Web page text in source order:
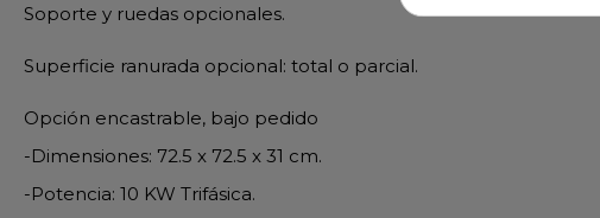
Soporte y ruedas opcionales.
Superficie ranurada opcional: total o parcial.
Opción encastrable, bajo pedido
-Dimensiones: 72.5 x 72.5 x 31 cm.
-Potencia: 10 KW Trifásica.